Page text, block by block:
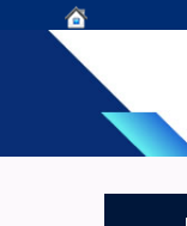
Centro de
OLADE -